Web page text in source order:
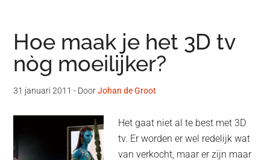
Hoe maak je het 3D tv
nòg moeilijker?
31 januari 2011 - DoorJohan de Groot
Het gaat niet al te best met 3D
tv. Er worden er wel redelijk wat
van verkocht, maar er zijn maar